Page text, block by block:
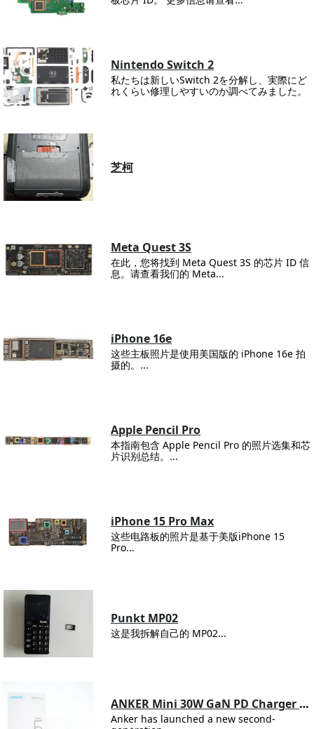
Nintendo Switch 2
私たちは新しいSwitch 2を分解し、実際にど
れくらい修理しやすいのか調べてみました。
芝柯
Meta Quest 3S
在此，您将找到 Meta Quest 3S 的芯片 ID 信
息。请查看我们的 Meta...
iPhone 16e
这些主板照片是使用美国版的 iPhone 16e 拍
摄的。...
Apple Pencil Pro
本指南包含 Apple Pencil Pro 的照片选集和芯
片识别总结。...
iPhone 15 Pro Max
这些电路板的照片是基于美版iPhone 15
Pro...
Punkt MP02
这是我拆解自己的 MP02...
ANKER Mini 30W GaN PD Charger A2147
Anker has launched a new second-